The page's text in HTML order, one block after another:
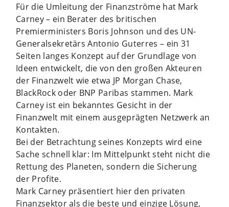
Für die Umleitung der Finanzströme hat Mark
Carney – ein Berater des britischen
Premierministers Boris Johnson und des UN-
Generalsekretärs Antonio Guterres – ein 31
Seiten langes Konzept auf der Grundlage von
Ideen entwickelt, die von den großen Akteuren
der Finanzwelt wie etwa JP Morgan Chase,
BlackRock oder BNP Paribas stammen. Mark
Carney ist ein bekanntes Gesicht in der
Finanzwelt mit einem ausgeprägten Netzwerk an
Kontakten.
Bei der Betrachtung seines Konzepts wird eine
Sache schnell klar: Im Mittelpunkt steht nicht die
Rettung des Planeten, sondern die Sicherung
der Profite.
Mark Carney präsentiert hier den privaten
Finanzsektor als die beste und einzige Lösung,